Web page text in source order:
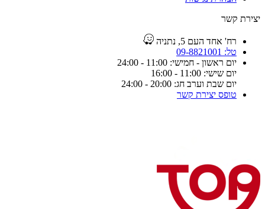
יצירת קשר
רח' אחד העם 5, נתניה
טל: 09-8821001
יום ראשון - חמישי: 11:00 - 24:00
יום שישי: 11:00 - 16:00
יום שבת וערב חג: 20:00 - 24:00
טופס יצירת קשר